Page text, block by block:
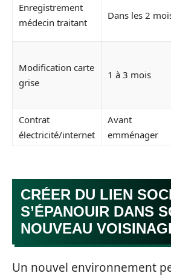
Enregistrement
médecin traitant
Dans les 2
Modification carte
grise
1 à 3 mois
Contrat
électricité/internet
Avant
emménager
CRÉER DU LIEN
S’ÉPANOUIR DANS
NOUVEAU
Un nouvel environnement